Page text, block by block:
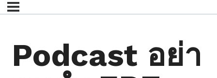
Podcast อย่า